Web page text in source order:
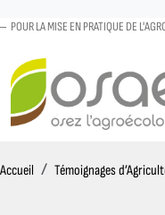
POUR LA MISE EN PRATIQUE DE
Accueil AccueilTémoignages